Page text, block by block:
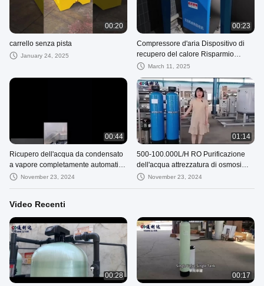
00:20
carrello senza pista
January 24, 2025
00:23
Compressore d'aria Dispositivo di
recupero del calore Risparmio
energetico Soluzione ecologica
March 11, 2025
00:44
Ricupero dell'acqua da condensato
a vapore completamente automatico
per impianti di cottura in sala
November 23, 2024
01:14
500-100.000L/H RO Purificazione
dell'acqua attrezzatura di osmosi
inversa controllo automatico
November 23, 2024
Video Recenti
00:28 00:17